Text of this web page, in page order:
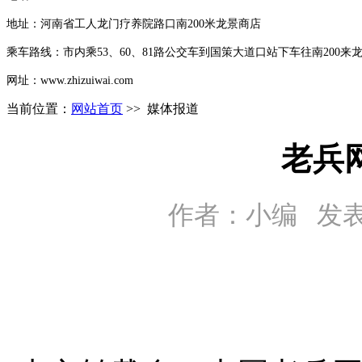
地址：河南省工人龙门疗养院路口南200米龙景商店
乘车路线： 市内乘53、60、81路公交车到 国策大道口站下车往南200来
网址：www.zhizuiwai.com
当前位置： 网站首页 >> 媒体报道
老兵
作者：小编 发